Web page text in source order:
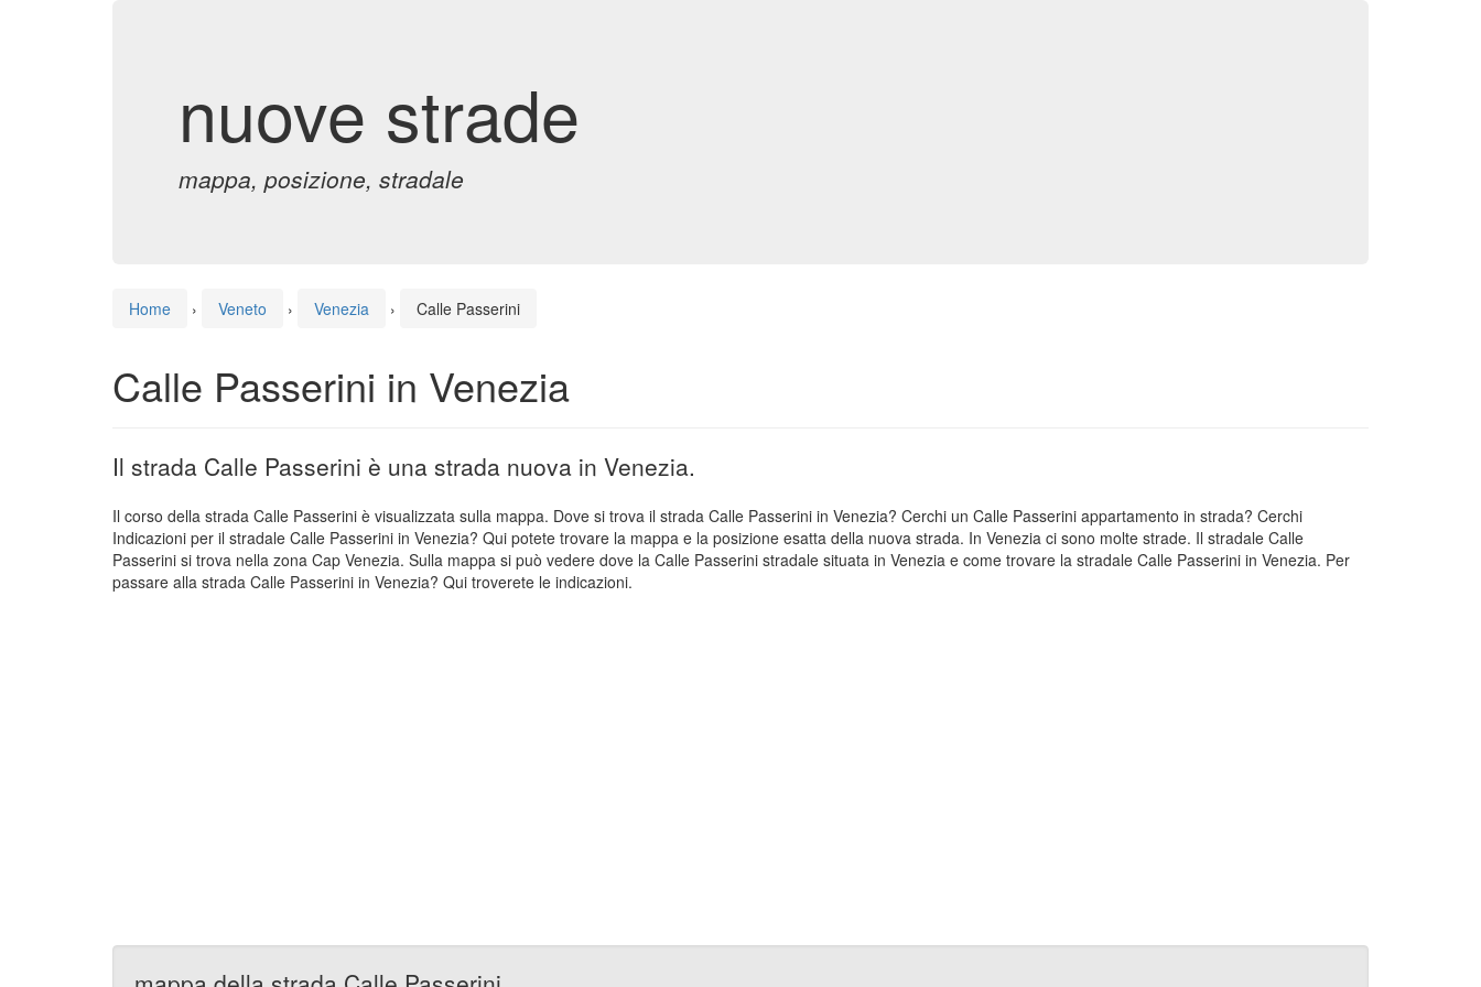
nuove strade
mappa, posizione, stradale
Home › Veneto › Venezia › Calle Passerini
Calle Passerini in Venezia
Il strada Calle Passerini è una strada nuova in Venezia.
Il corso della strada Calle Passerini è visualizzata sulla mappa. Dove si trova il strada Calle Passerini in Venezia? Cerchi un Calle Passerini appartamento in strada? Cerchi
Indicazioni per il stradale Calle Passerini in Venezia? Qui potete trovare la mappa e la posizione esatta della nuova strada. In Venezia ci sono molte strade. Il stradale Calle
Passerini si trova nella zona Cap Venezia. Sulla mappa si può vedere dove la Calle Passerini stradale situata in Venezia e come trovare la stradale Calle Passerini in Venezia. Per
passare alla strada Calle Passerini in Venezia? Qui troverete le indicazioni.